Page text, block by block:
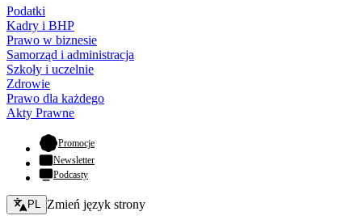
Podatki
Kadry i BHP
Prawo w biznesie
Samorząd i administracja
Szkoły i uczelnie
Zdrowie
Prawo dla każdego
Akty Prawne
Promocje- otwiera się w nowej karcie
Newsletter
Podcasty
Zmień język - bieżący:
PL Zmień język strony